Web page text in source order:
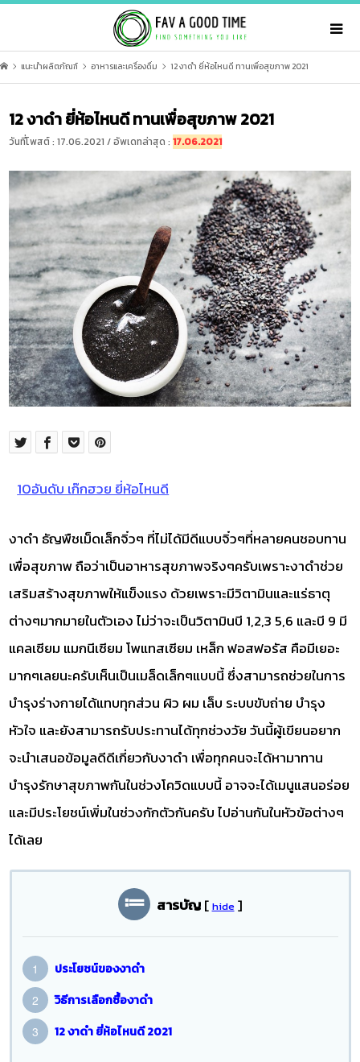
แนะนำผลิตภัณฑ์ อาหารและเครื่องดื่ม 12 งาดำ ยี่ห้อไหนดี ทานเพื่อสุขภาพ 2021
12 งาดำ ยี่ห้อไหนดี ทานเพื่อสุขภาพ 2021
วันที่โพสต์ : 17.06.2021 / อัพเดทล่าสุด :17.06.2021
10อันดับ เก๊กฮวย ยี่ห้อไหนดี
งาดำ ธัญพืชเม็ดเล็กจิ๋วๆ ที่ไม่ได้มีดีแบบจิ๋วๆที่หลายคนชอบทาน
เพื่อสุขภาพ ถือว่าเป็นอาหารสุขภาพจริงๆครับเพราะงาดำช่วย
เสริมสร้างสุขภาพให้แข็งแรง ด้วยเพราะมีวิตามินและแร่ธาตุ
ต่างๆมากมายในตัวเอง ไม่ว่าจะเป็นวิตามินบี 1,2,3 5,6 และบี 9 มี
แคลเซียม แมกนีเซียม โพแทสเซียม เหล็ก ฟอสฟอรัส คือมีเยอะ
มากๆเลยนะครับเห็นเป็นเมล็ดเล็กๆแบบนี้ ซึ่งสามารถช่วยในการ
บำรุงร่างกายได้แทบทุกส่วน ผิว ผม เล็บ ระบบขับถ่าย บำรุง
หัวใจ และยังสามารถรับประทานได้ทุกช่วงวัย วันนี้ผู้เขียนอยาก
จะนำเสนอข้อมูลดีดีเกี่ยวกับงาดำ เพื่อทุกคนจะได้หามาทาน
บำรุงรักษาสุขภาพกันในช่วงโควิดแบบนี้ อาจจะได้เมนูแสนอร่อย
และมีประโยชน์เพิ่มในช่วงกักตัวกันครับ ไปอ่านกันในหัวข้อต่างๆ
ได้เลย
สารบัญ [ hide ]
ประโยชน์ของงาดำ
วิธีการเลือกซื้องาดำ
12 งาดำ ยี่ห้อไหนดี 2021